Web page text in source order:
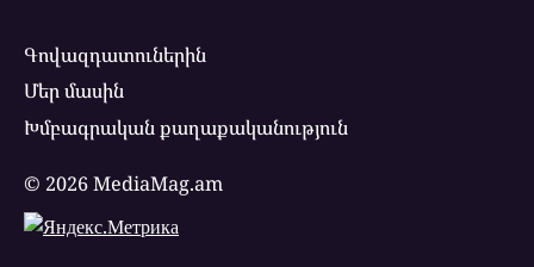
Գովազդատուներին
Մեր մասին
Խմբագրական քաղաքականություն
© 2026 MediaMag.am